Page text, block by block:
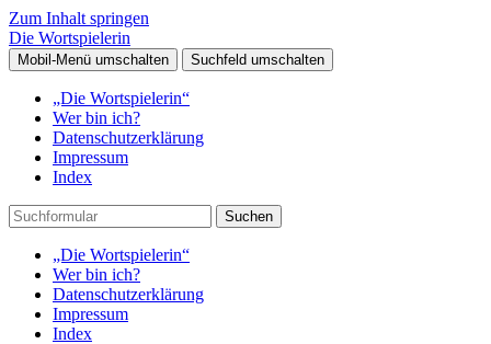
Zum Inhalt springen
Die Wortspielerin
Mobil-Menü umschalten Suchfeld umschalten
„Die Wortspielerin“
Wer bin ich?
Datenschutzerklärung
Impressum
Index
Suchen
„Die Wortspielerin“
Wer bin ich?
Datenschutzerklärung
Impressum
Index